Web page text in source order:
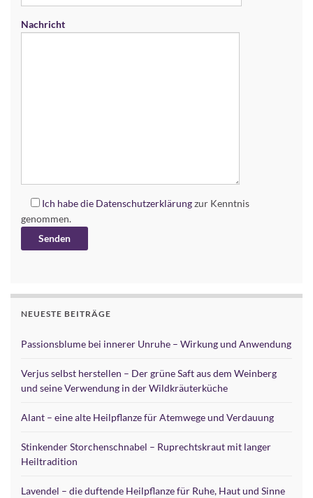
Nachricht
Ich habe die Datenschutzerklärungzur Kenntnis
genommen.
NEUESTE BEITRÄGE
Passionsblume bei innerer Unruhe – Wirkung und Anwendung
Verjus selbst herstellen – Der grüne Saft aus dem Weinberg
und seine Verwendung in der Wildkräuterküche
Alant – eine alte Heilpflanze für Atemwege und Verdauung
Stinkender Storchenschnabel – Ruprechtskraut mit langer
Heiltradition
Lavendel – die duftende Heilpflanze für Ruhe, Haut und Sinne